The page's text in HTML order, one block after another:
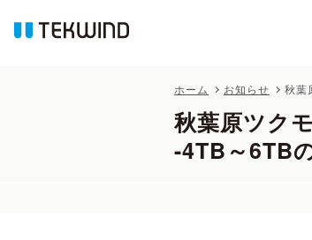
ホーム お知らせ 秋葉
秋葉原ツク
-4TB～6TB